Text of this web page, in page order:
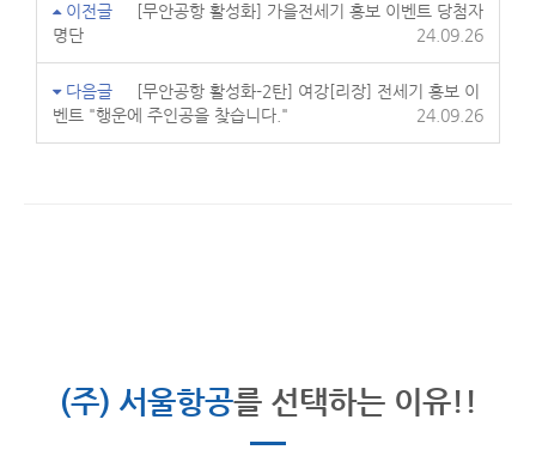
이전글
[무안공항 활성화] 가을전세기 홍보 이벤트 당첨자
명단
24.09.26
다음글
[무안공항 활성화-2탄] 여강[리장] 전세기 홍보 이
벤트 "행운에 주인공을 찾습니다."
24.09.26
(주) 서울항공를 선택하는 이유!!